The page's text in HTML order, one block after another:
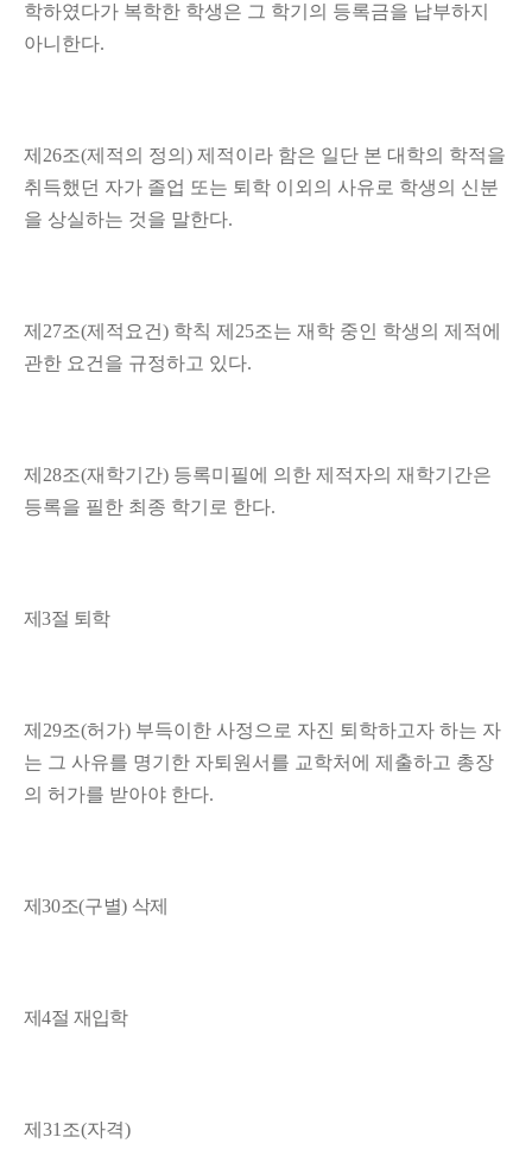
학하였다가 복학한 학생은 그 학기의 등록금을 납부하지
아니한다.
제 26조(제적의 정의 ) 제적이라 함은 일단 본 대학의 학적을
취득했던 자가 졸업 또는 퇴학 이외의 사유로 학생의 신분
을 상실하는 것을 말한다.
제 27조(제적요건) 학칙 제 25조는 재학 중인 학생의 제적에
관한 요건을 규정하고 있다.
제 28조(재학기간) 등록미필에 의한 제적자의 재학기간은
등록을 필한 최종 학기로 한다.
제3절 퇴학
제 29조(허가) 부득이한 사정으로 자진 퇴학하고자 하는 자
는 그 사유를 명기한 자퇴원서를 교학처에 제출하고 총장
의 허가를 받아야 한다.
제30조(구별) 삭제
제4절 재입학
제 31 조(자격)